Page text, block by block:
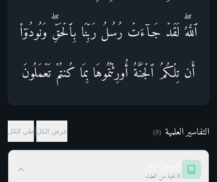
ٱللَّهُۖ لَقَدۡ جَاۤءَتۡ رُسُلُ رَبِّنَا بِٱلۡحَقِّۖ وَنُودُوۤا۟
أَن تِلۡكُمُ ٱلۡجَنَّةُ أُورِثۡتُمُوهَا بِمَا كُنتُمۡ تَعۡمَلُونَ
التفاسير العلمية (
8
) عرض الكل طي الكل
نخبة من العلماء